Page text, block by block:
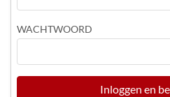
WACHTWOORD
Inloggen en